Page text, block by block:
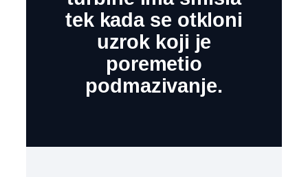
tek kada se otkloni
uzrok koji je
poremetio
podmazivanje.